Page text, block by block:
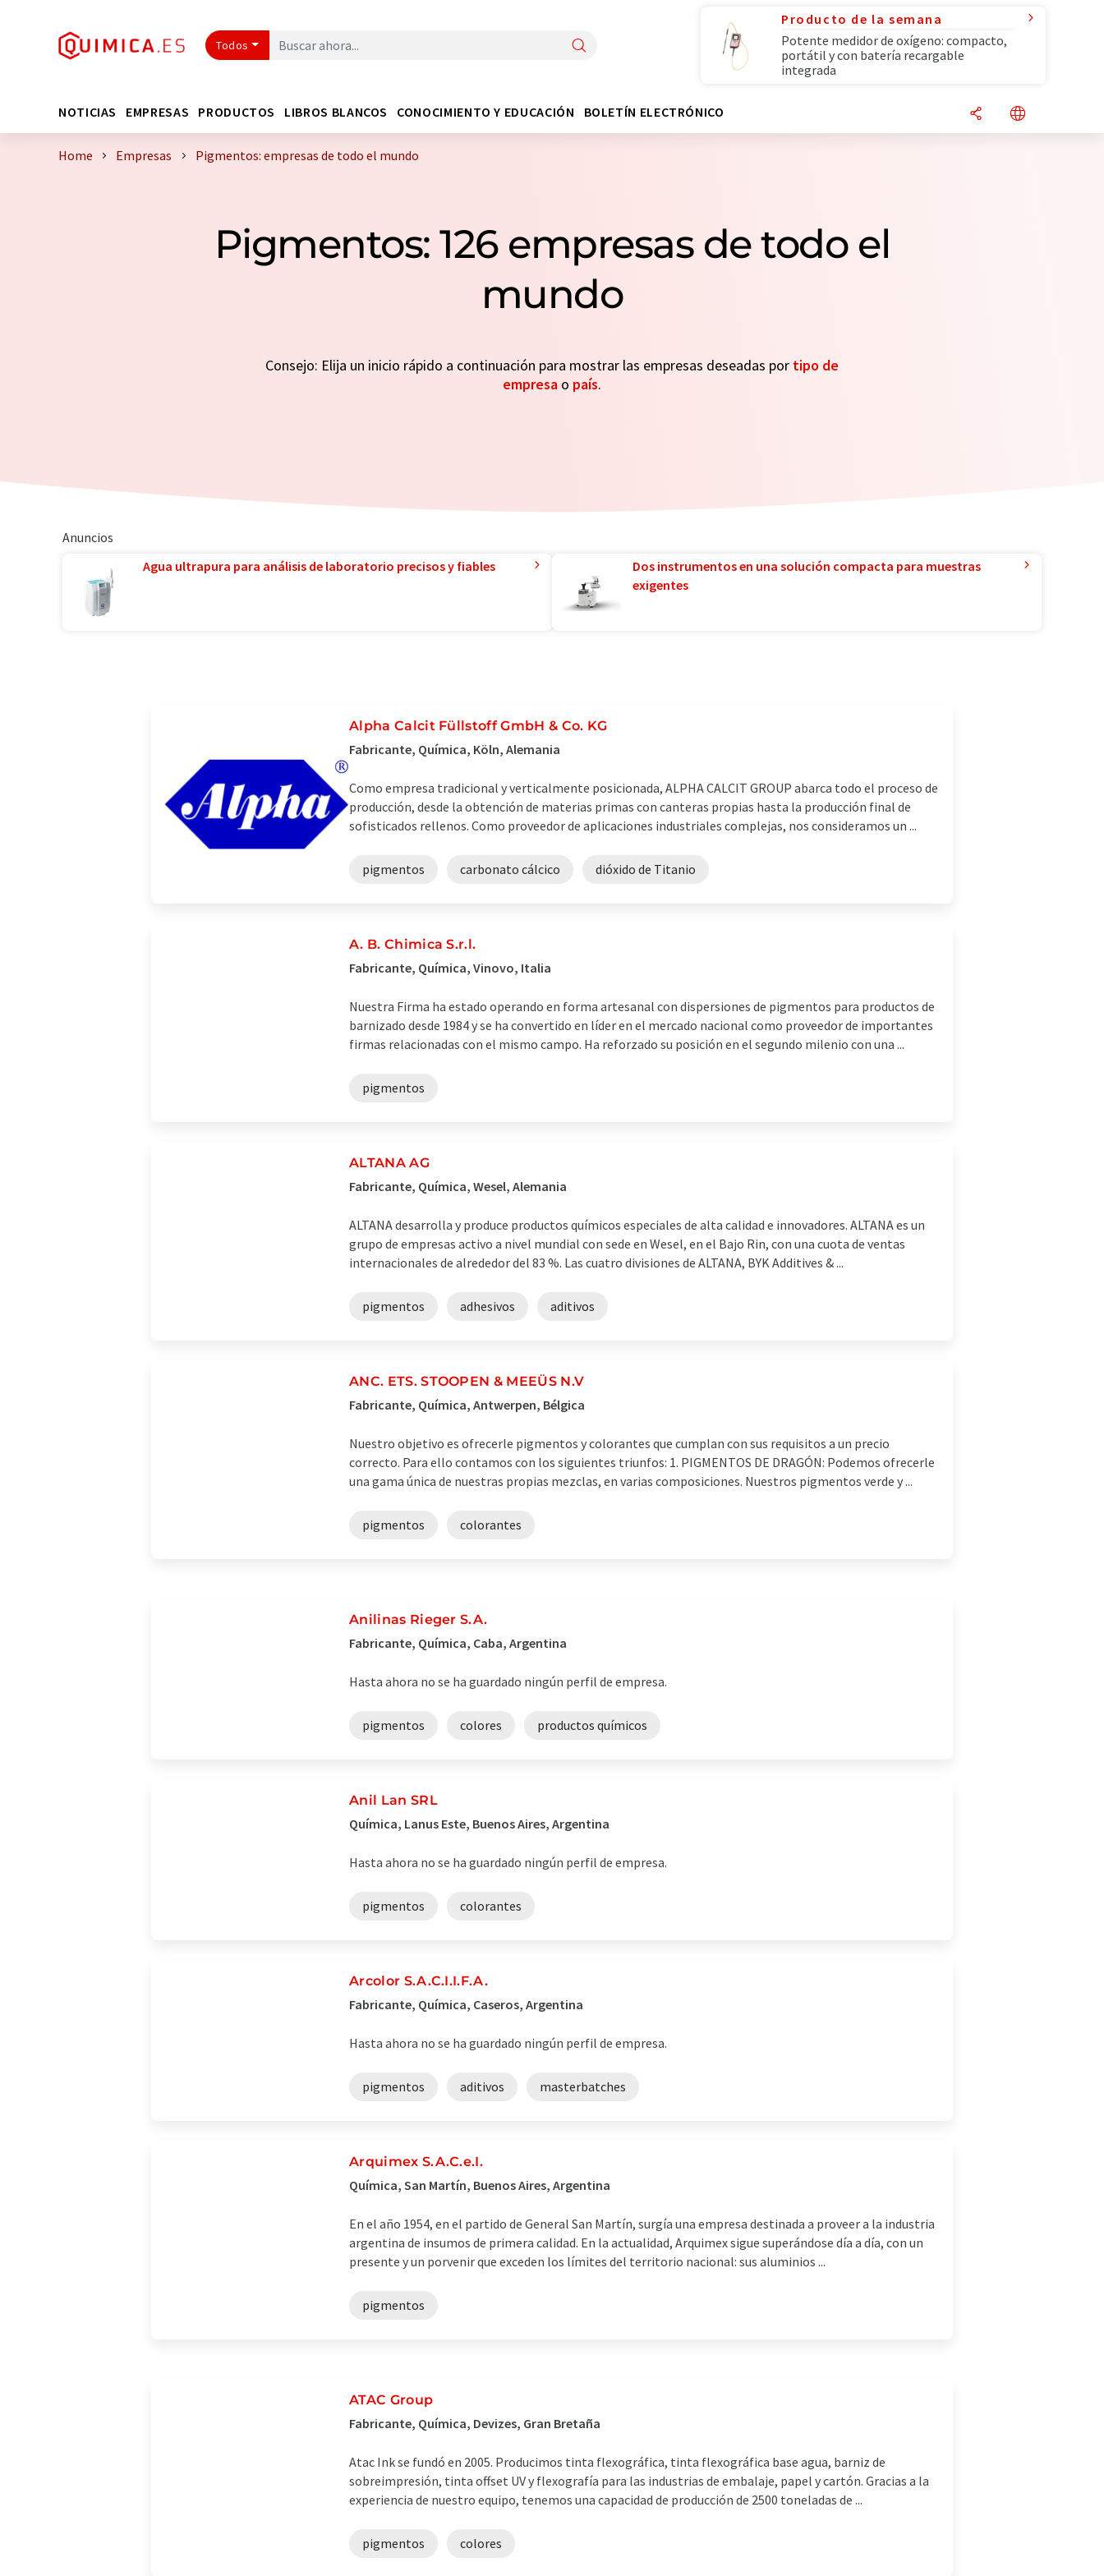
Todos
Producto de la semana
Potente medidor de oxígeno: compacto,
portátil y con batería recargable
integrada
NOTICIAS EMPRESAS PRODUCTOS LIBROS BLANCOS CONOCIMIENTO Y EDUCACIÓN BOLETÍN ELECTRÓNICO
Home Empresas Pigmentos: empresas de todo el mundo
Pigmentos: 126 empresas de todo el
mundo
Consejo: Elija un inicio rápido a continuación para mostrar las empresas deseadas por tipo de
empresa o país.
Anuncios
Agua ultrapura para análisis de laboratorio precisos y fiables
Dos instrumentos en una solución compacta para muestras
exigentes
Alpha Calcit Füllstoff GmbH & Co. KG
Fabricante, Química, Köln, Alemania
Como empresa tradicional y verticalmente posicionada, ALPHA CALCIT GROUP abarca todo el proceso de
producción, desde la obtención de materias primas con canteras propias hasta la producción final de
sofisticados rellenos. Como proveedor de aplicaciones industriales complejas, nos consideramos un ...
pigmentos carbonato cálcico dióxido de Titanio
A. B. Chimica S.r.l.
Fabricante, Química, Vinovo, Italia
Nuestra Firma ha estado operando en forma artesanal con dispersiones de pigmentos para productos de
barnizado desde 1984 y se ha convertido en líder en el mercado nacional como proveedor de importantes
firmas relacionadas con el mismo campo. Ha reforzado su posición en el segundo milenio con una ...
pigmentos
ALTANA AG
Fabricante, Química, Wesel, Alemania
ALTANA desarrolla y produce productos químicos especiales de alta calidad e innovadores. ALTANA es un
grupo de empresas activo a nivel mundial con sede en Wesel, en el Bajo Rin, con una cuota de ventas
internacionales de alrededor del 83 %. Las cuatro divisiones de ALTANA, BYK Additives & ...
pigmentos adhesivos aditivos
ANC. ETS. STOOPEN & MEEÜS N.V
Fabricante, Química, Antwerpen, Bélgica
Nuestro objetivo es ofrecerle pigmentos y colorantes que cumplan con sus requisitos a un precio
correcto. Para ello contamos con los siguientes triunfos: 1. PIGMENTOS DE DRAGÓN: Podemos ofrecerle
una gama única de nuestras propias mezclas, en varias composiciones. Nuestros pigmentos verde y ...
pigmentos colorantes
Anilinas Rieger S.A.
Fabricante, Química, Caba, Argentina
Hasta ahora no se ha guardado ningún perfil de empresa.
pigmentos colores productos químicos
Anil Lan SRL
Química, Lanus Este, Buenos Aires, Argentina
Hasta ahora no se ha guardado ningún perfil de empresa.
pigmentos colorantes
Arcolor S.A.C.I.I.F.A.
Fabricante, Química, Caseros, Argentina
Hasta ahora no se ha guardado ningún perfil de empresa.
pigmentos aditivos masterbatches
Arquimex S.A.C.e.I.
Química, San Martín, Buenos Aires, Argentina
En el año 1954, en el partido de General San Martín, surgía una empresa destinada a proveer a la industria
argentina de insumos de primera calidad. En la actualidad, Arquimex sigue superándose día a día, con un
presente y un porvenir que exceden los límites del territorio nacional: sus aluminios ...
pigmentos
ATAC Group
Fabricante, Química, Devizes, Gran Bretaña
Atac Ink se fundó en 2005. Producimos tinta flexográfica, tinta flexográfica base agua, barniz de
sobreimpresión, tinta offset UV y flexografía para las industrias de embalaje, papel y cartón. Gracias a la
experiencia de nuestro equipo, tenemos una capacidad de producción de 2500 toneladas de ...
pigmentos colores